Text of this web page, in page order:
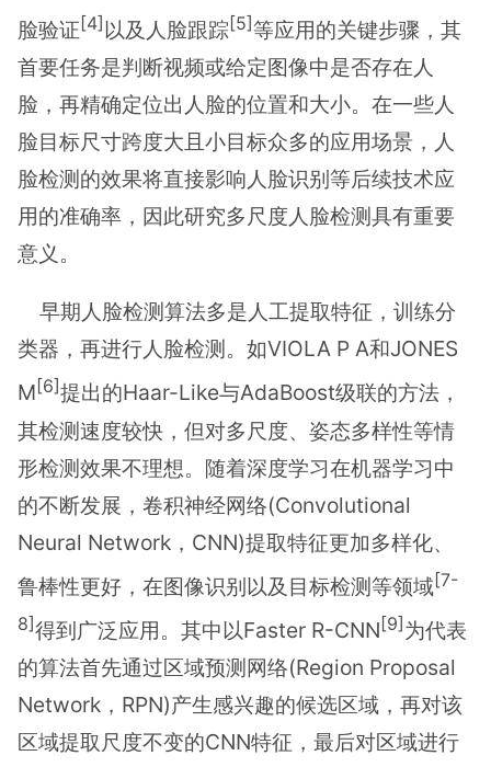
脸验证[4]以及人脸跟踪[5]等应用的关键步骤，其
首要任务是判断视频或给定图像中是否存在人
脸，再精确定位出人脸的位置和大小。在一些人
脸目标尺寸跨度大且小目标众多的应用场景，人
脸检测的效果将直接影响人脸识别等后续技术应
用的准确率，因此研究多尺度人脸检测具有重要
意义。
早期人脸检测算法多是人工提取特征，训练分
类器，再进行人脸检测。如VIOLA P A和JONES
M [6]提出的Haar-Like与AdaBoost级联的方法，
其检测速度较快，但对多尺度、姿态多样性等情
形检测效果不理想。随着深度学习在机器学习中
的不断发展，卷积神经网络(Convolutional
Neural Network，CNN)提取特征更加多样化、
鲁棒性更好，在图像识别以及目标检测等领域[7-
8]得到广泛应用。其中以Faster R-CNN[9]为代表
的算法首先通过区域预测网络(Region Proposal
Network，RPN)产生感兴趣的候选区域，再对该
区域提取尺度不变的CNN特征，最后对区域进行